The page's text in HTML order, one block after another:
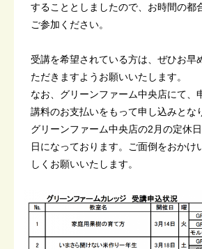
することとしましたので、お時間の都
ご参加ください。
受講を希望されている方は、ぜひお早
ただきますようお願いいたします。
なお、グリーンファーム中央店にて、
講料のお支払いをもって申し込みとな
グリーンファーム中央店の2月の定休
日になっております。ご面倒をおかけ
しくお願いいたします。